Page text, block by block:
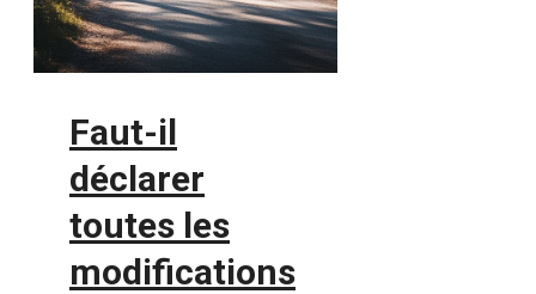
Faut-il
déclarer
toutes les
modifications